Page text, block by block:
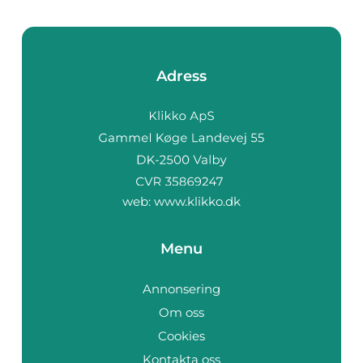
Adress
web: www.klikko.dk
Menu
Annonsering
Om oss
Cookies
Kontakta oss